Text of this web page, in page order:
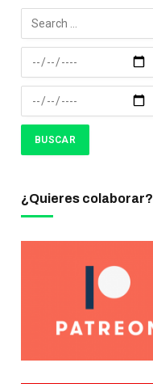
¿Quieres colaborar?